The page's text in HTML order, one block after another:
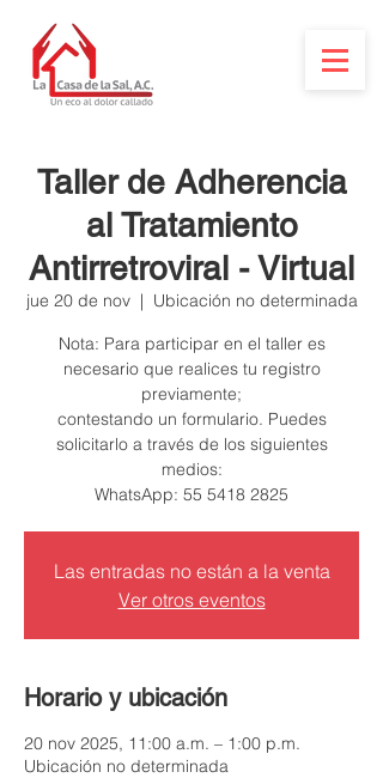
Taller de Adherencia
al Tratamiento
Antirretroviral - Virtual
jue 20 de nov
  |
Ubicación no determinada
Nota: Para participar en el taller es
necesario que realices tu registro
previamente;
contestando un formulario. Puedes
solicitarlo a través de los siguientes
medios:
Las entradas no están a la venta
Ver otros eventos
Horario y ubicación
20 nov 2025, 11:00 a.m. – 1:00 p.m.
Ubicación no determinada